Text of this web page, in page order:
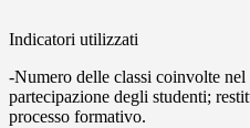
Indicatori utilizzati
-Numero delle classi coinvolte
partecipazione degli studenti;
processo formativo.